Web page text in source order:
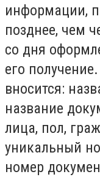
информации,
позднее, чем
со дня
его
вносится:
название
лица, пол,
уникальный
номер